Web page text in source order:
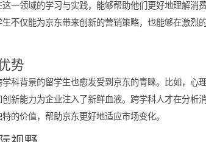
的机遇
生在京东管培生项目中也能大放异彩。京东
在这一领域的学习与实践，能够帮助他们更
的学生不仅能为京东带来创新的营销策略，也